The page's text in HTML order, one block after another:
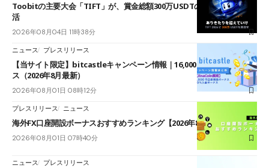
Toobitの主要大会「TIFT」が、賞金総額300万USDTのレースとして復
活
2026年08月04日 11時38分
ニュース プレスリリース
【当サイト限定】bitcastleキャンペーン情報｜16,000円口座開設ボーナ
ス（2026年8月最新）
2026年08月01日 08時12分
プレスリリース ニュース
海外FX口座開設ボーナスおすすめランキング【2026年8月最新】
2026年08月01日 07時40分
ニュース プレスリリース